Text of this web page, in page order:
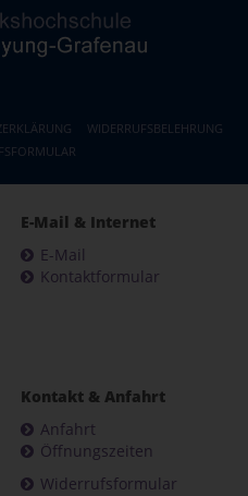
WIDERRUFSBELEHRUNG
E-Mail & Internet
E-Mail
Kontaktformular
Kontakt & Anfahrt
Anfahrt
Öffnungszeiten
Widerrufsformular